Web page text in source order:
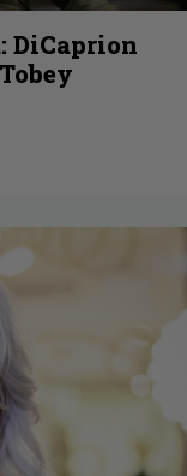
DiCaprion